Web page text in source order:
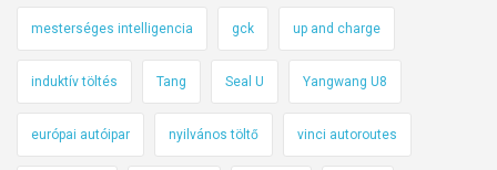
mesterséges intelligencia gck up and charge
induktív töltés Tang Seal U Yangwang U8
európai autóipar nyilvános töltő vinci autoroutes